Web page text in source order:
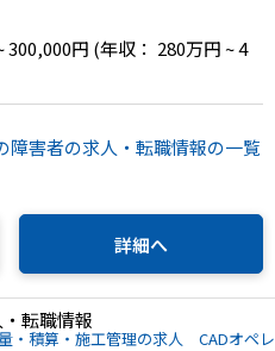
300,000円 (年収： 280万円 ~ 4
障害者の求人・転職情報の一覧
詳細へ
転職情報
・積算・施工管理の求人 CADオペ